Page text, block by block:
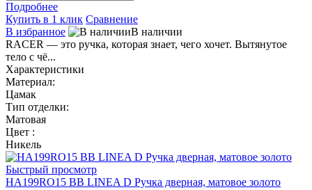
Подробнее
Купить в 1 клик Сравнение
В избранное
В наличии
RACER — это ручка, которая знает, чего хочет. Вытянутое
тело с чё...
Характеристики
Материал:
Цамак
Тип отделки:
Матовая
Цвет :
Никель
Быстрый просмотр
HA199RO15 BB LINEA D Ручка дверная, матовое золото